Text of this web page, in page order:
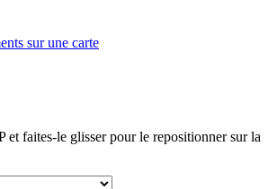
sur une carte
et faites-le glisser pour le repositionner sur la